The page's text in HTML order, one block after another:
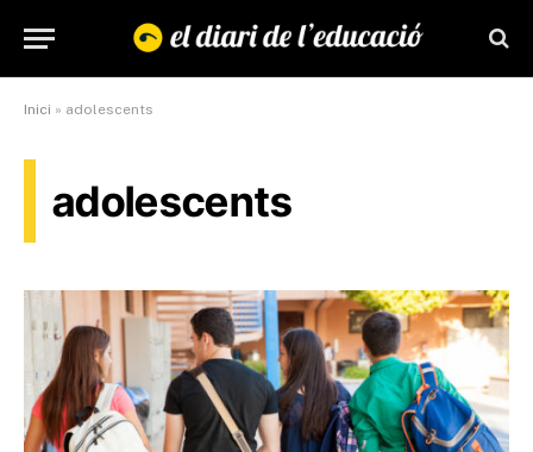
Inici » adolescents
adolescents